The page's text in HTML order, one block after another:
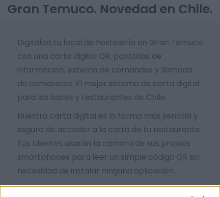
Gran Temuco. Novedad en Chile.
Digitaliza tu local de hostelería en Gran Temuco
con una carta digital QR, pantallas de
información, sistema de comandas y llamada
de camareros. El mejor sistema de carta digital
para los bares y restaurantes de Chile.
Nuestra carta digital es la forma más sencilla y
segura de acceder a la carta de tu restaurante.
Tus clientes usarán la cámara de sus propios
smartphones para leer un simple código QR sin
necesidad de instalar ninguna aplicación.
Sí estás pensando en digitalizar la carta de tu